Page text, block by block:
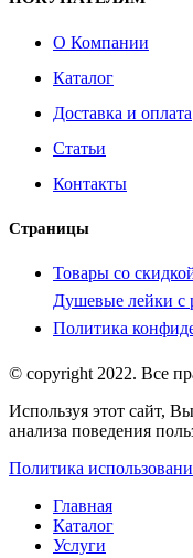
О Компании
Каталог
Доставка и оплата
Статьи
Контакты
Страницы
Товары со
Душевые лейки с
Политика
© copyright 2022. Все
Используя этот сайт,
анализа поведения
Политика
Главная
Каталог
Услуги